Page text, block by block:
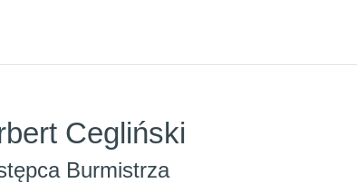
Cegliński
Burmistrza